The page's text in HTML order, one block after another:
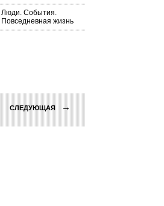
Люди. События.
Повседневная жизнь
СЛЕДУЮЩАЯ →